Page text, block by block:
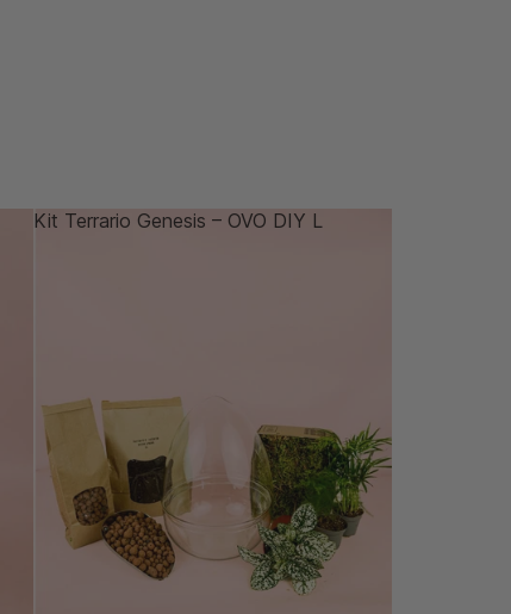
Kit Terrario Genesis – OVO DIY L